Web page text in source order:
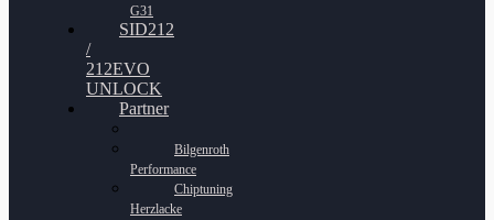
G31
SID212
/
212EVO
UNLOCK
Partner
Bilgenroth
Performance
Chiptuning
Herzlacke